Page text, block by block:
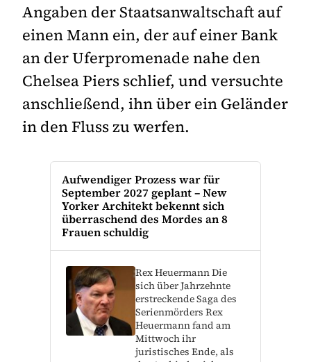
Angaben der Staatsanwaltschaft auf
einen Mann ein, der auf einer Bank
an der Uferpromenade nahe den
Chelsea Piers schlief, und versuchte
anschließend, ihn über ein Geländer
in den Fluss zu werfen.
Aufwendiger Prozess war für
September 2027 geplant – New
Yorker Architekt bekennt sich
überraschend des Mordes an 8
Frauen schuldig
Rex Heuermann Die
sich über Jahrzehnte
erstreckende Saga des
Serienmörders Rex
Heuermann fand am
Mittwoch ihr
juristisches Ende, als